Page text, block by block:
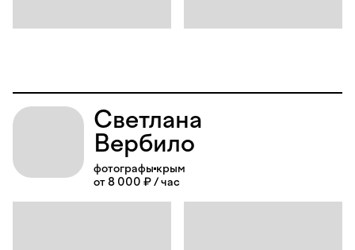
Светлана
Вербило
фотографы крым
от 8 000 ₽ / час